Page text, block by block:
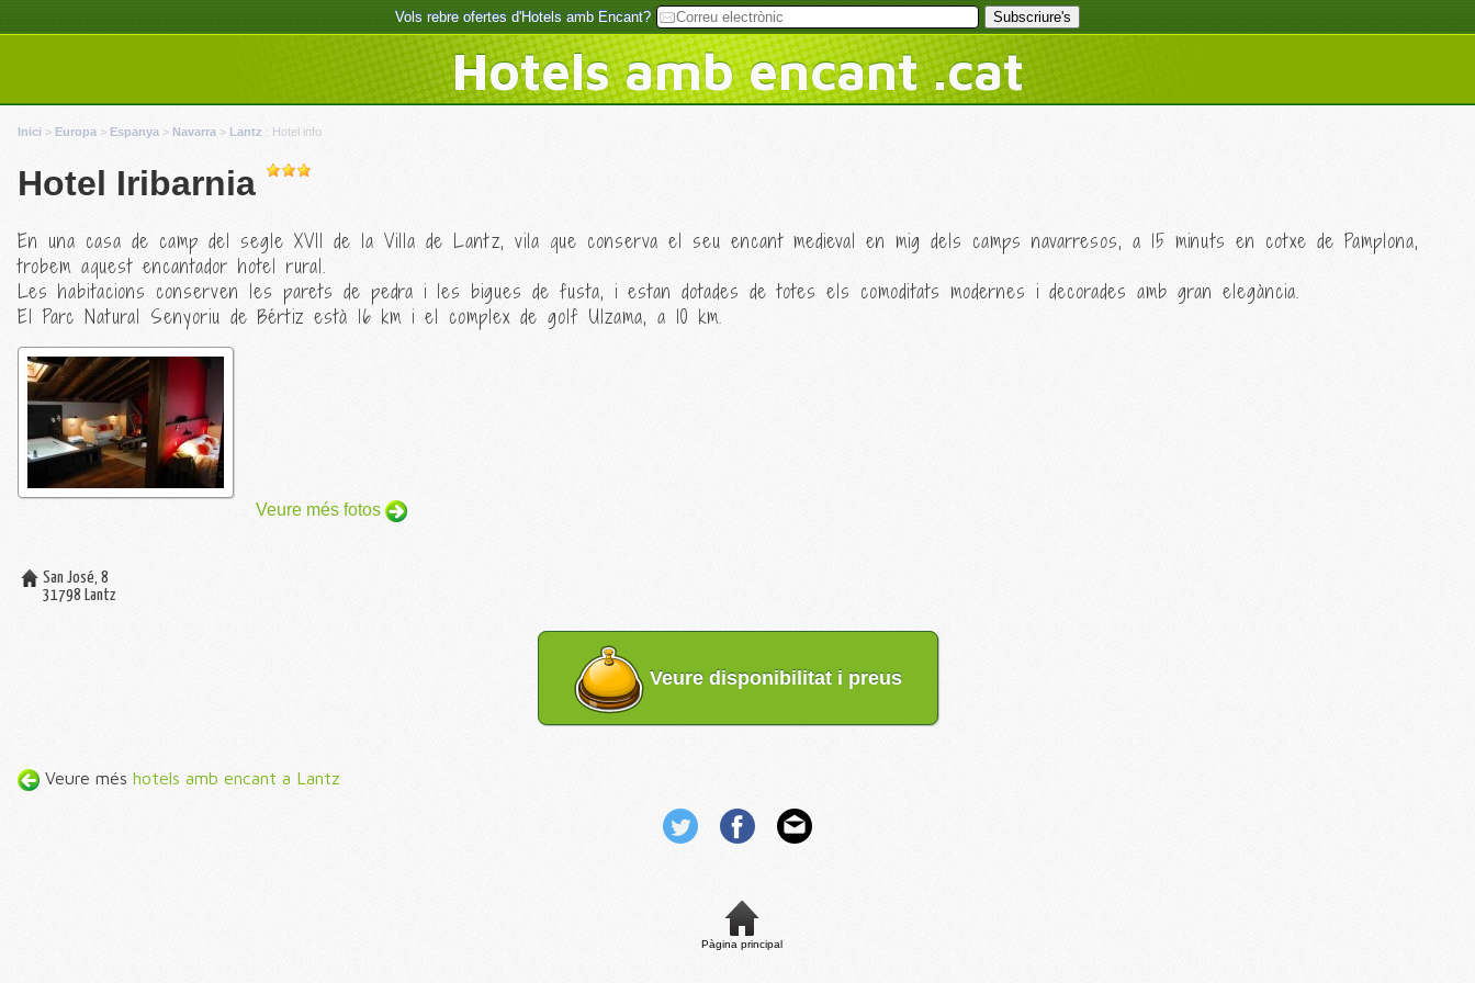
Vols rebre ofertes d'Hotels amb Encant?
Hotels amb encant .cat
Inici > Europa > Espanya > Navarra > Lantz : Hotel info
Hotel Iribarnia
En una casa de camp del segle XVII de la Villa de Lantz, vila que conserva el seu encant medieval en mig dels camps navarresos, a 15 minuts en cotxe de Pamplona,
trobem aquest encantador hotel rural.
Les habitacions conserven les parets de pedra i les bigues de fusta, i estan dotades de totes els comoditats modernes i decorades amb gran elegància.
El Parc Natural Senyoriu de Bértiz està 16 km i el complex de golf Ulzama, a 10 km.
Veure més fotos
San José, 8
31798 Lantz
Veure disponibilitat i preus
Veure més hotels amb encant a Lantz
Pàgina principal